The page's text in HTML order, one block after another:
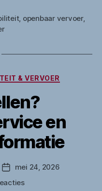
, openbaar vervoer,
& VERVOER
en
Berichtdatum
mei 24, 2026
op